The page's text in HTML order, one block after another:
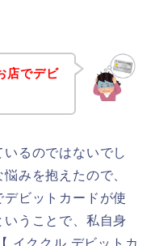
店でデビ
るのではないでし
みを抱えたので、
ビットカードが使
うことで、私自身